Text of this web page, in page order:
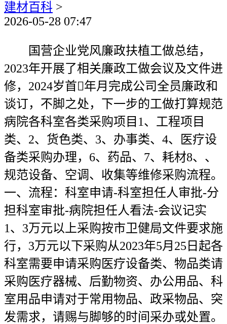
建材百科 >
2026-05-28 07:47
国营企业党风廉政扶植工做总结，
2023年开展了相关廉政工做会议及文件进
修，2024岁首年月完成公司全员廉政和
谈订，不脚之处，下一步的工做打算规范
病院各科室各类采购项目1、工程项目
类、2、货色类、3、办事类、4、医疗设
备类采购办理，6、药品、7、耗材8、、
规范设备、空调、收集等维修采购流程。
一、流程：科室申请-科室担任人审批-分
担科室审批-病院担任人看法-会议记实
1、3万元以上采购按市卫健局文件要求施
行，3万元以下采购从2023年5月25日起各
科室需要申请采购医疗设备类、物品类请
采购医疗器械、后勤物资、办公用品、科
室用品申请对于常用物品、政采物品、突
发需求，请赐与脚够的时间采办或处置。